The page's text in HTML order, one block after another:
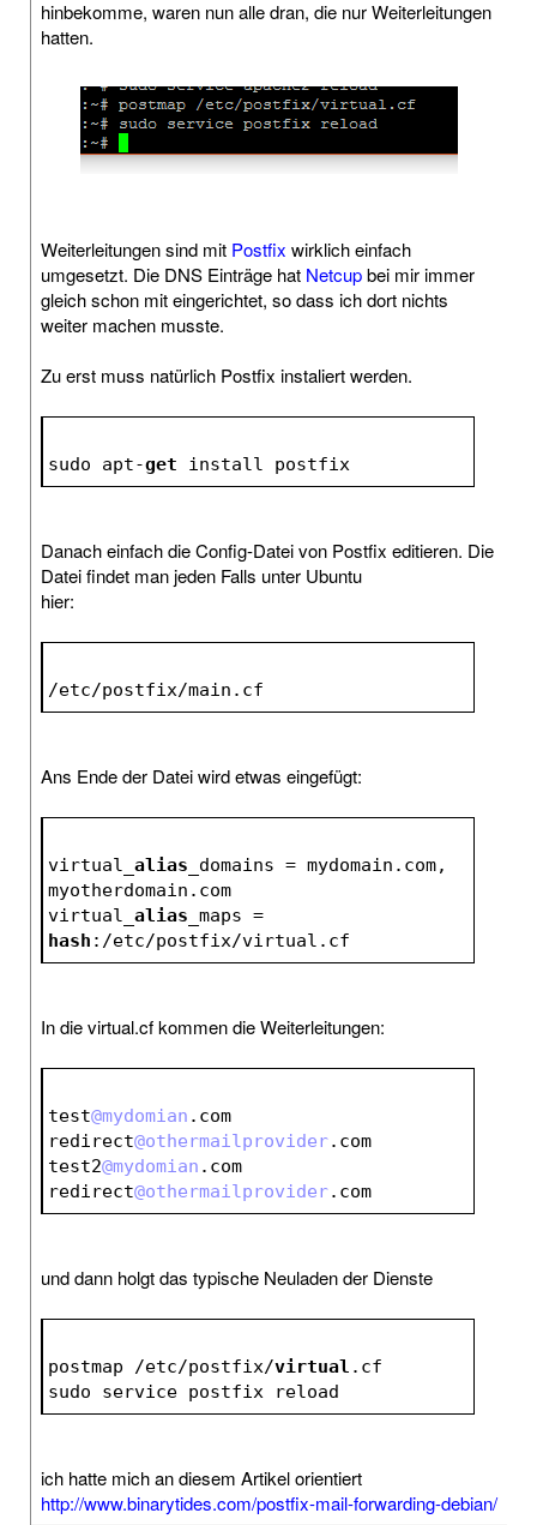
hinbekomme, waren nun alle dran, die nur Weiterleitungen
hatten.
Weiterleitungen sind mit Postfix wirklich einfach
umgesetzt. Die DNS Einträge hat Netcupbei mir immer
gleich schon mit eingerichtet, so dass ich dort nichts
weiter machen musste.
Zu erst muss natürlich Postfix instaliert werden.
sudo apt-get install postfix
Danach einfach die Config-Datei von Postfix editieren. Die
Datei findet man jeden Falls unter Ubuntu
hier:
/etc/postfix/main.cf
Ans Ende der Datei wird etwas eingefügt:
virtual_ alias _domains = mydomain.com,
myotherdomain.com
virtual_ alias
hash :/etc/postfix/virtual.cf
In die virtual.cf kommen die Weiterleitungen:
test@mydomian .com
redirect@othermailprovider.com
test2@mydomian .com
redirect@othermailprovider.com
und dann holgt das typische Neuladen der Dienste
postmap /etc/postfix/virtual .cf
sudo service postfix reload
ich hatte mich an diesem Artikel orientiert
http://www.binarytides.com/postfix-mail-forwarding-debian/